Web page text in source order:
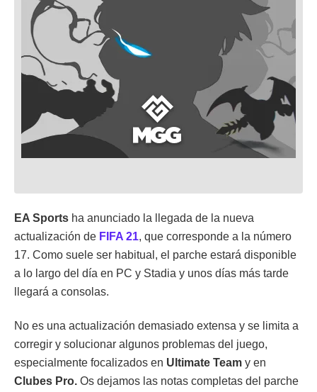
EA Sports ha anunciado la llegada de la nueva
actualización de FIFA 21, que corresponde a la número
17. Como suele ser habitual, el parche estará disponible
a lo largo del día en PC y Stadia y unos días más tarde
llegará a consolas.
No es una actualización demasiado extensa y se limita a
corregir y solucionar algunos problemas del juego,
especialmente focalizados en Ultimate Team y en
Clubes Pro. Os dejamos las notas completas del parche